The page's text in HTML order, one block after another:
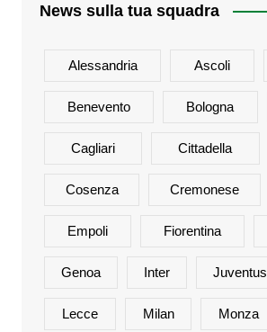
News sulla tua squadra
Alessandria Ascoli
Benevento Bologna
Cagliari Cittadella
Cosenza Cremonese
Empoli Fiorentina
Genoa Inter Juventus
Lecce Milan Monza